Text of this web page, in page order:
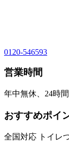
0120-546593
営業時間
年中無休、24時
おすすめポイ
全国対応 トイレ